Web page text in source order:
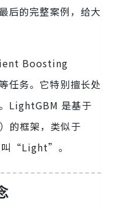
后的完整案例，给大
Boosting
任务。它特别擅长处
LightGBM 是基于
的框架，类似于
叫“Light”。